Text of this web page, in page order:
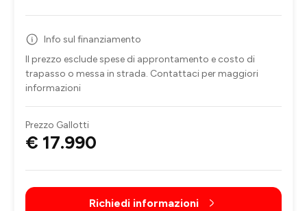
Info sul finanziamento
Il prezzo esclude spese di approntamento e costo di
trapasso o messa in strada. Contattaci per maggiori
informazioni
Prezzo Gallotti
€ 17.990
Richiedi informazioni